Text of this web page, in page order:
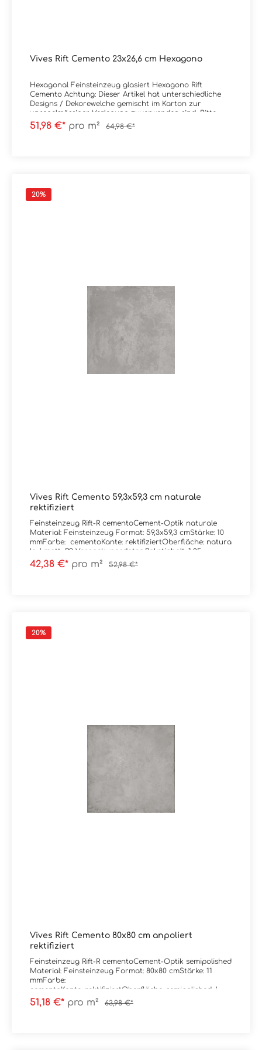
Vives Rift Cemento 23x26,6 cm Hexagono
Hexagonal Feinsteinzeug glasiert Hexagono Rift
Cemento Achtung: Dieser Artikel hat unterschiedliche
Designs / Dekorewelche gemischt im Karton zur
unregelmässiger Verlegung zuverwenden sind. Bitte
fragen Sie uns bei Unklarheiten. Material: Feinsteinzeug
glasiertFormat: 23x26,6 cm / 6-EckStärke: 9 mmFarbe:
51,98 €* pro m² 64,98 €*
20%
Vives Rift Cemento 59,3x59,3 cm naturale
rektifiziert
Feinsteinzeug Rift-R cementoCement-Optik naturale
Material: Feinsteinzeug Format: 59,3x59,3 cmStärke: 10
mmFarbe: cementoKante: rektifiziertOberfläche: natura
le / matt, R9 Verpackungsdaten:Paketinhalt: 1,05
m²Paletteninhalt: 37,98 m²
42,38 €* pro m² 52,98 €*
20%
Vives Rift Cemento 80x80 cm anpoliert
rektifiziert
Feinsteinzeug Rift-R cementoCement-Optik semipolished
Material: Feinsteinzeug Format: 80x80 cmStärke: 11
mmFarbe:
cementoKante: rektifiziertOberfläche: semipolished /
anpoliert Verpackungsdaten:Paketinhalt: 1,28
m²Paletteninhalt: 46,08 m²
51,18 €* pro m² 63,98 €*